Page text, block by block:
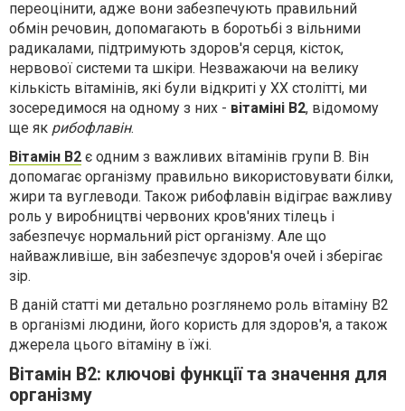
переоцінити, адже вони забезпечують правильний
обмін речовин, допомагають в боротьбі з вільними
радикалами, підтримують здоров'я серця, кісток,
нервової системи та шкіри. Незважаючи на велику
кількість вітамінів, які були відкриті у XX столітті, ми
зосередимося на одному з них - вітаміні В2, відомому
ще як рибофлавін.
Вітамін В2 є одним з важливих вітамінів групи В. Він
допомагає організму правильно використовувати білки,
жири та вуглеводи. Також рибофлавін відіграє важливу
роль у виробництві червоних кров'яних тілець і
забезпечує нормальний ріст організму. Але що
найважливіше, він забезпечує здоров'я очей і зберігає
зір.
В даній статті ми детально розглянемо роль вітаміну В2
в організмі людини, його користь для здоров'я, а також
джерела цього вітаміну в їжі.
Вітамін В2: ключові функції та значення для
організму